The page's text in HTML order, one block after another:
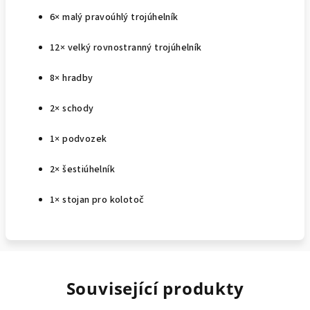
6× malý pravoúhlý trojúhelník
12× velký rovnostranný trojúhelník
8× hradby
2× schody
1× podvozek
2× šestiúhelník
1× stojan pro kolotoč
Související produkty